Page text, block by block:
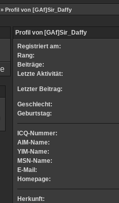
» Profil von [GAf]Sir_Daffy
Profil von [GAf]Sir_Daffy
Registriert am:
Rang:
Beiträge:
Letzte Aktivität:
Letzter Beitrag:
Geschlecht:
Geburtstag:
ICQ-Nummer:
AIM-Name:
YIM-Name:
MSN-Name:
E-Mail:
Homepage:
Herkunft: